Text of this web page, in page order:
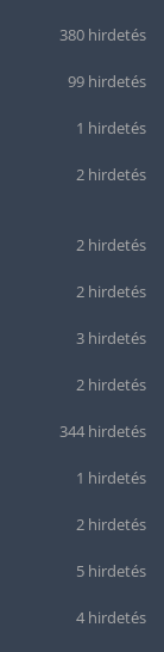
380 hirdetés
99 hirdetés
1 hirdetés
2 hirdetés
2 hirdetés
2 hirdetés
3 hirdetés
2 hirdetés
344 hirdetés
1 hirdetés
2 hirdetés
5 hirdetés
4 hirdetés